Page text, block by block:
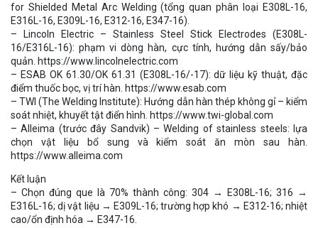
for Shielded Metal Arc Welding (tổng quan phân loại E308L-16,
E316L-16, E309L-16, E312-16, E347-16).
– Lincoln Electric – Stainless Steel Stick Electrodes (E308L-
16/E316L-16): phạm vi dòng hàn, cực tính, hướng dẫn sấy/bảo
quản. https://www.lincolnelectric.com
– ESAB OK 61.30/OK 61.31 (E308L-16/-17): dữ liệu kỹ thuật, đặc
điểm thuốc bọc, vị trí hàn. https://www.esab.com
– TWI (The Welding Institute): Hướng dẫn hàn thép không gỉ – kiểm
soát nhiệt, khuyết tật điển hình. https://www.twi-global.com
– Alleima (trước đây Sandvik) – Welding of stainless steels: lựa
chọn vật liệu bổ sung và kiểm soát ăn mòn sau hàn.
https://www.alleima.com
Kết luận
– Chọn đúng que là 70% thành công: 304 → E308L-16; 316 →
E316L-16; dị vật liệu → E309L-16; trường hợp khó → E312-16; nhiệt
cao/ổn định hóa → E347-16.